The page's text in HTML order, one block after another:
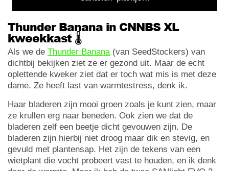
Thunder Banana in CNNBS XL
kweekkast 🌡️
Als we de Thunder Banana(van SeedStockers) van
dichtbij bekijken ziet ze er gezond uit. Maar de echt
oplettende kweker ziet dat er toch wat mis is met deze
dame. Ze heeft last van warmtestress, denk ik.
Haar bladeren zijn mooi groen zoals je kunt zien, maar
ze krullen erg naar beneden. Ook zien we dat de
bladeren zelf een beetje dicht gevouwen zijn. De
bladeren zijn hierbij niet droog maar dik en stevig, en
gevuld met plantensap. Het zijn de tekens van een
wietplant die vocht probeert vast te houden, en ik denk